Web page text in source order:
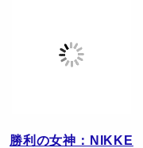
勝利の女神：NIKKE